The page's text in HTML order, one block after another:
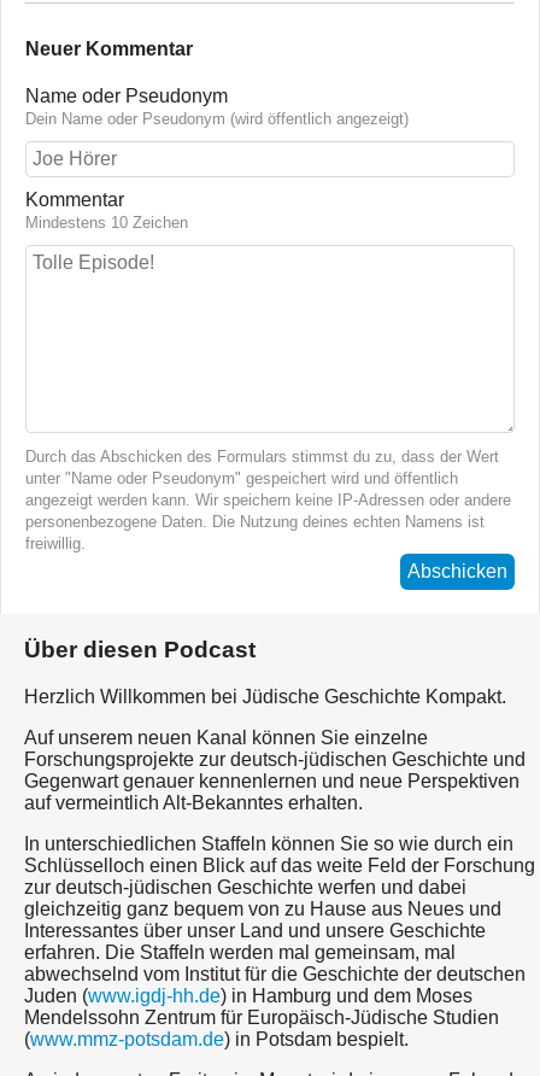
Neuer Kommentar
Name oder Pseudonym
Dein Name oder Pseudonym (wird öffentlich angezeigt)
Kommentar
Mindestens 10 Zeichen
Durch das Abschicken des Formulars stimmst du zu, dass der Wert
unter "Name oder Pseudonym" gespeichert wird und öffentlich
angezeigt werden kann. Wir speichern keine IP-Adressen oder andere
personenbezogene Daten. Die Nutzung deines echten Namens ist
freiwillig.
Abschicken
Über diesen Podcast
Herzlich Willkommen bei Jüdische Geschichte Kompakt.
Auf unserem neuen Kanal können Sie einzelne
Forschungsprojekte zur deutsch-jüdischen Geschichte und
Gegenwart genauer kennenlernen und neue Perspektiven
auf vermeintlich Alt-Bekanntes erhalten.
In unterschiedlichen Staffeln können Sie so wie durch ein
Schlüsselloch einen Blick auf das weite Feld der Forschung
zur deutsch-jüdischen Geschichte werfen und dabei
gleichzeitig ganz bequem von zu Hause aus Neues und
Interessantes über unser Land und unsere Geschichte
erfahren. Die Staffeln werden mal gemeinsam, mal
abwechselnd vom Institut für die Geschichte der deutschen
Juden (www.igdj-hh.de) in Hamburg und dem Moses
Mendelssohn Zentrum für Europäisch-Jüdische Studien
(www.mmz-potsdam.de) in Potsdam bespielt.